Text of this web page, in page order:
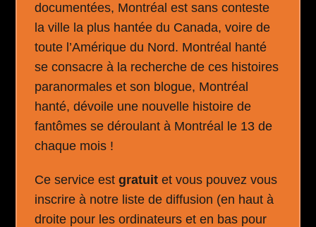
documentées, Montréal est sans conteste
la ville la plus hantée du Canada, voire de
toute l’Amérique du Nord. Montréal hanté
se consacre à la recherche de ces histoires
paranormales et son blogue, Montréal
hanté, dévoile une nouvelle histoire de
fantômes se déroulant à Montréal le 13 de
chaque mois !
Ce service estgratuit et vous pouvez vous
inscrire à notre liste de diffusion (en haut à
droite pour les ordinateurs et en bas pour